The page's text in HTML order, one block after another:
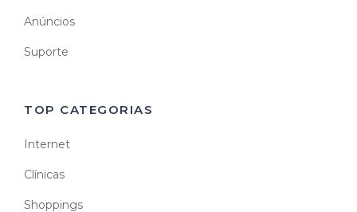
Anúncios
Suporte
TOP CATEGORIAS
Internet
Clínicas
Shoppings